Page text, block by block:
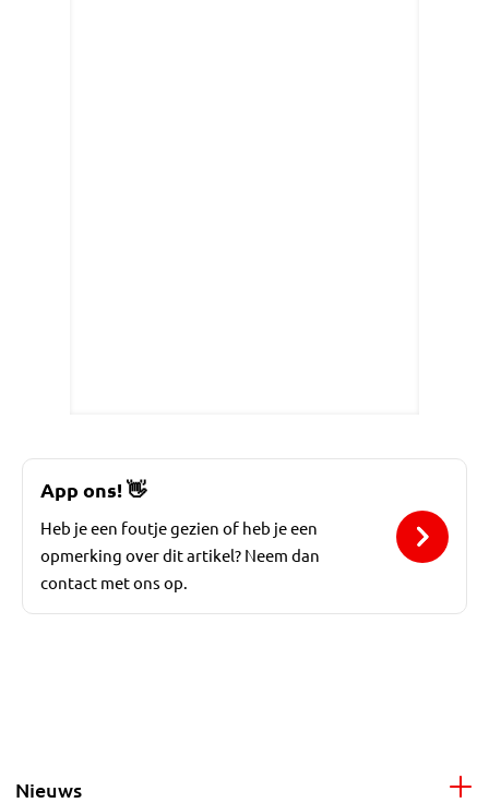
App ons!👋
Heb je een foutje gezien of heb je een
opmerking over dit artikel? Neem dan
contact met ons op.
Nieuws